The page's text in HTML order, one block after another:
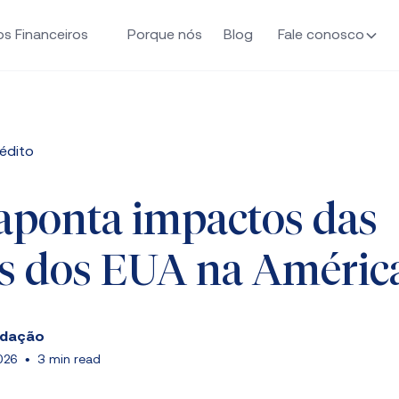
Financeiros Porque nós Blog Fale conosco
impactos das
dos EUA na
• 3 min read